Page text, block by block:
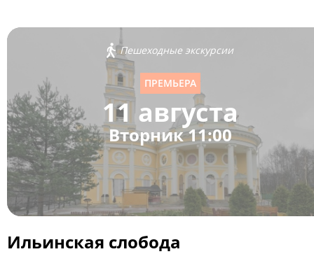
Пешеходные экскурсии
ПРЕМЬЕРА
11 августа
Вторник 11:00
Ильинская слобода